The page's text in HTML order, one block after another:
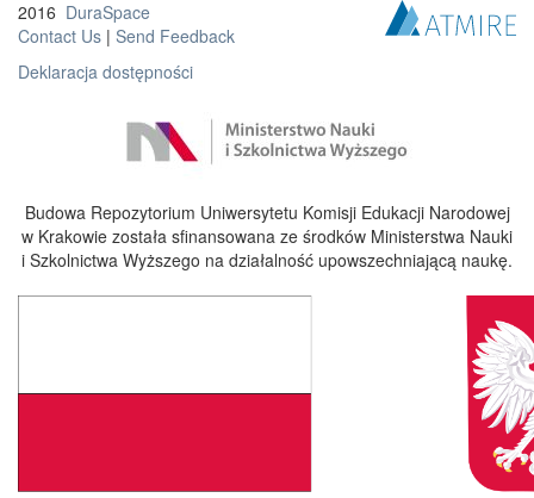
2016 DuraSpace
Contact Us | Send Feedback
Deklaracja dostępności
Budowa Repozytorium Uniwersytetu Komisji Edukacji Narodowej
w Krakowie została sfinansowana ze środków Ministerstwa Nauki
i Szkolnictwa Wyższego na działalność upowszechniającą naukę.